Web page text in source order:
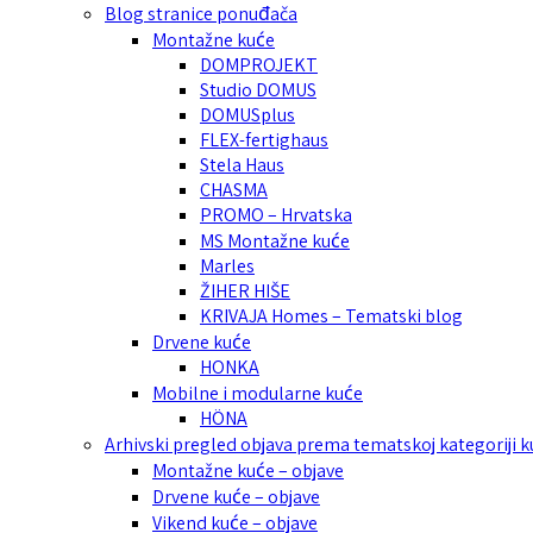
Blog stranice ponuđača
Montažne kuće
DOMPROJEKT
Studio DOMUS
DOMUSplus
FLEX-fertighaus
Stela Haus
CHASMA
PROMO – Hrvatska
MS Montažne kuće
Marles
ŽIHER HIŠE
KRIVAJA Homes – Tematski blog
Drvene kuće
HONKA
Mobilne i modularne kuće
HÖNA
Arhivski pregled objava prema tematskoj kategoriji
Montažne kuće – objave
Drvene kuće – objave
Vikend kuće – objave